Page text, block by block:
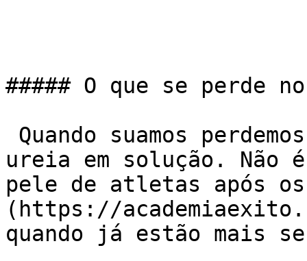
##### O que se perde
ureia em solução. Não
pele de atletas após
(https://
quando já estão mais